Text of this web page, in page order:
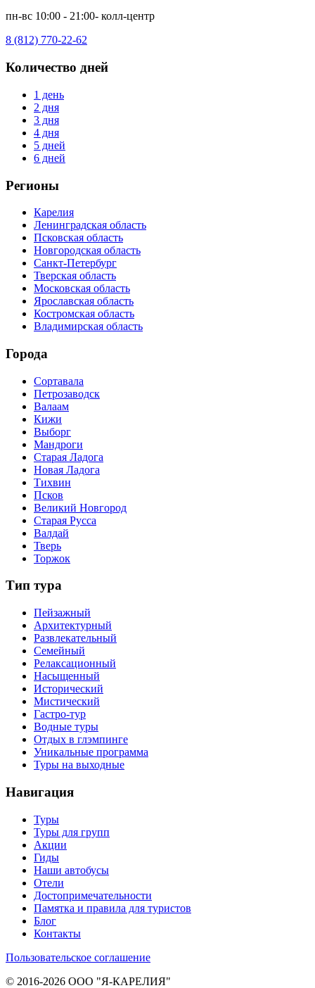
пн-вс 10:00 - 21:00- колл-центр
8 (812) 770-22-62
Количество дней
1 день
2 дня
3 дня
4 дня
5 дней
6 дней
Регионы
Карелия
Ленинградская область
Псковская область
Новгородская область
Санкт-Петербург
Тверская область
Московская область
Ярославская область
Костромская область
Владимирская область
Города
Сортавала
Петрозаводск
Валаам
Кижи
Выборг
Мандроги
Старая Ладога
Новая Ладога
Тихвин
Псков
Великий Новгород
Старая Русса
Валдай
Тверь
Торжок
Тип тура
Пейзажный
Архитектурный
Развлекательный
Семейный
Релаксационный
Насыщенный
Исторический
Мистический
Гастро-тур
Водные туры
Отдых в глэмпинге
Уникальные программа
Туры на выходные
Навигация
Туры
Туры для групп
Акции
Гиды
Наши автобусы
Отели
Достопримечательности
Памятка и правила для туристов
Блог
Контакты
Пользовательское соглашение
© 2016-2026 ООО "Я-КАРЕЛИЯ"